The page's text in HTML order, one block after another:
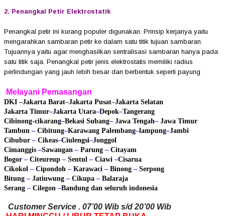
2. Penangkal Petir Elektrostatik
Penangkal petir ini kurang populer digunakan. Prinsip kerjanya yaitu
mengarahkan sambaran petir ke dalam satu titik tujuan sambaran.
Tujuannya yaitu agar menghasilkan sentralisasi sambaran hanya pada
satu titik saja. Penangkal petir jenis elektrostatis memiliki radius
perlindungan yang jauh lebih besar dan berbentuk seperti payung
Melayani Pemasangan
DKI –Jakarta Barat–Jakarta Pusat–Jakarta Selatan
Jakarta Timur–Jakarta Utara–Depok–Tangerang
Cibinong-cikarang–Bekasi Subang– Jawa Tengah– Jawa Timur
Tambun – Cibitung–Karawang Palembang–lampung–Jambi
Cibubur – Cikeas–Ciulengsi–Jonggol
Cimanggis –Sawangan – Parung – Citayam
Bogor – Citeureup – Sentul – Ciawi –Cisarua
Cikokol – Cipondoh – Karawaci – Binong – Serpong
Bitung – Jatiuwung – Cikupa – Balaraja
Serang – Cilegon –Bandung dan seluruh indonesia
Customer Service . 07’00 Wib s/d 20’00 Wib